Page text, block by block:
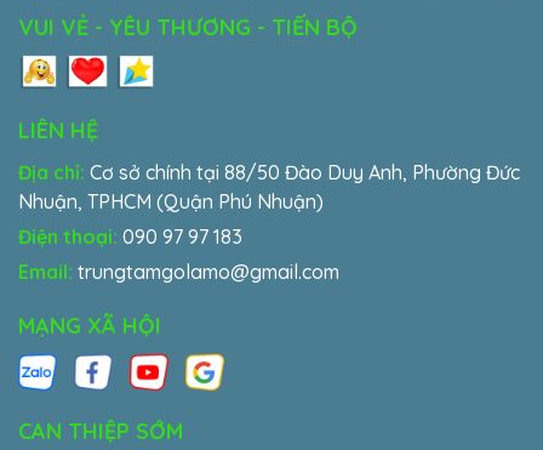
VUI VẺ - YÊU THƯƠNG - TIẾN BỘ
LIÊN HỆ
Địa chỉ: Cơ sở chính tại 88/50 Đào Duy Anh, Phường Đức
Nhuận, TPHCM (Quận Phú Nhuận)
Điện thoại: 090 97 97 183
Email: trungtamgolamo@gmail.com
MẠNG XÃ HỘI
CAN THIỆP SỚM